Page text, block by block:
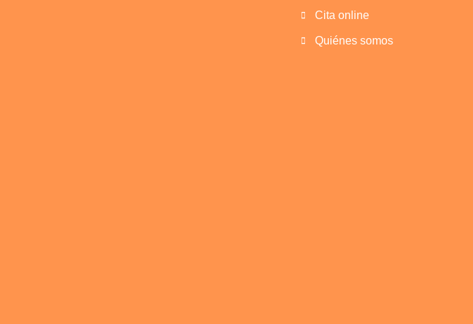
Cita online
Quiénes somos